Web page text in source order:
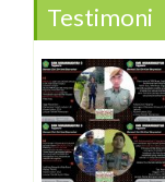
Testimoni